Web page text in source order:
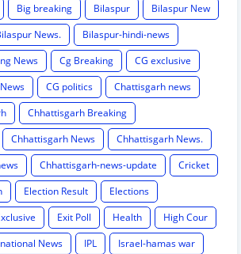
Big breaking Bilaspur
Bilaspur New
News.
Bilaspur-hindi-news
News Cg Breaking
CG exclusive
CG politics
Chattisgarh news
Chhattisgarh Breaking
Chhattisgarh News
Chhattisgarh News.
Chhattisgarh-news-update
Cricket
Election Result
Elections
Exit Poll Health
High Cour
News IPL
Israel-hamas war